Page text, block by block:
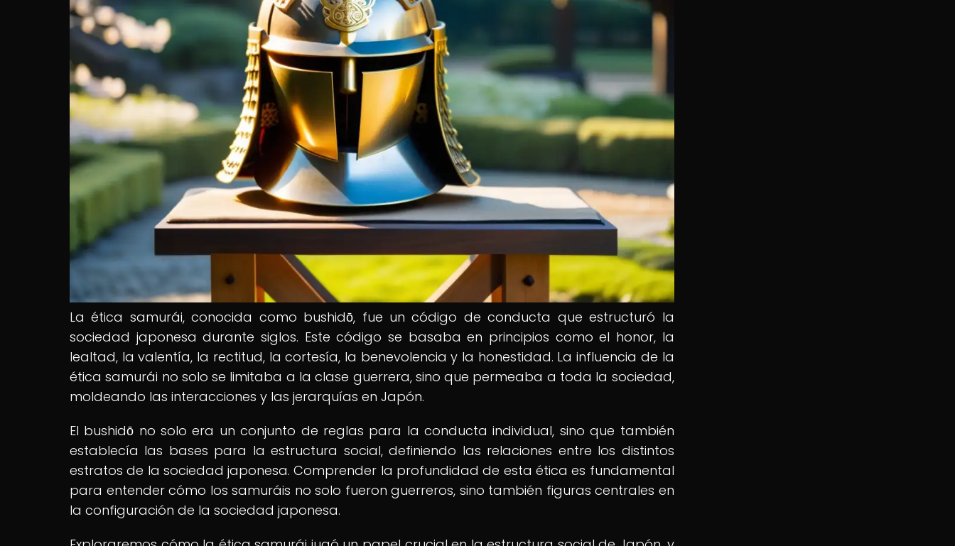
La ética samurái, conocida como bushidō, fue un código de conducta que estructuró la
sociedad japonesa durante siglos. Este código se basaba en principios como el honor, la
lealtad, la valentía, la rectitud, la cortesía, la benevolencia y la honestidad. La influencia de la
ética samurái no solo se limitaba a la clase guerrera, sino que permeaba a toda la sociedad,
moldeando las interacciones y las jerarquías en Japón.
El bushidō no solo era un conjunto de reglas para la conducta individual, sino que también
establecía las bases para la estructura social, definiendo las relaciones entre los distintos
estratos de la sociedad japonesa. Comprender la profundidad de esta ética es fundamental
para entender cómo los samuráis no solo fueron guerreros, sino también figuras centrales en
la configuración de la sociedad japonesa.